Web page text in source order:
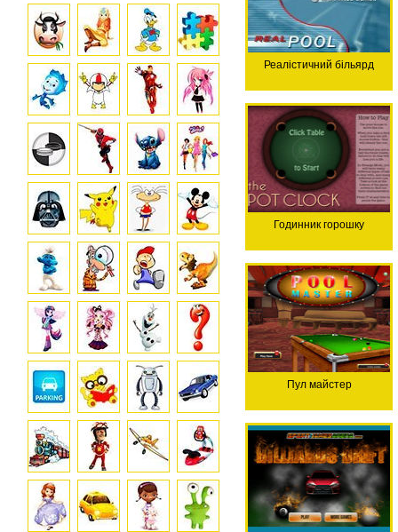
Реалістичний більярд
Годинник горошку
Пул майстер